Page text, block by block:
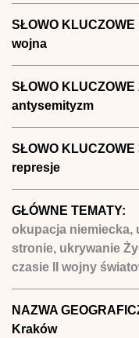
SŁOWO KLUCZOWE
wojna
SŁOWO KLUCZOWE
antysemityzm
SŁOWO KLUCZOWE
represje
GŁÓWNE TEMATY:
okupacja niemiecka,
stronie, ukrywanie
czasie II wojny
NAZWA
Kraków